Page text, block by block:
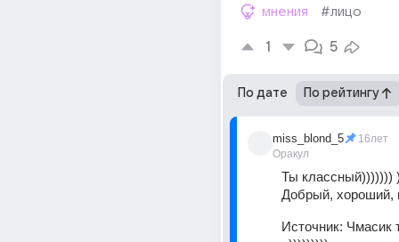
мнения #лицо
1 5
По дате По рейтингу
miss_blond_5
Оракул
16лет
Ты классный)))))))
Добрый, хороший,
Источник: Чмасик